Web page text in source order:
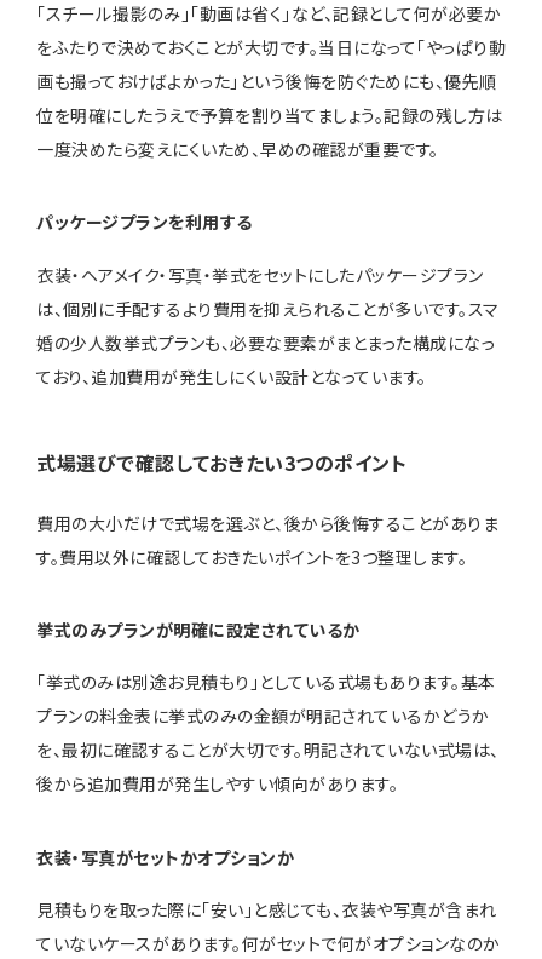
「スチール撮影のみ」「動画は省く」など、記録として何が必要か
をふたりで決めておくことが大切です。当日になって「やっぱり動
画も撮っておけばよかった」という後悔を防ぐためにも、優先順
位を明確にしたうえで予算を割り当てましょう。記録の残し方は
一度決めたら変えにくいため、早めの確認が重要です。
パッケージプランを利用する
衣装・ヘアメイク・写真・挙式をセットにしたパッケージプラン
は、個別に手配するより費用を抑えられることが多いです。スマ
婚の少人数挙式プランも、必要な要素がまとまった構成になっ
ており、追加費用が発生しにくい設計となっています。
式場選びで確認しておきたい3つのポイント
費用の大小だけで式場を選ぶと、後から後悔することがありま
す。費用以外に確認しておきたいポイントを3つ整理します。
挙式のみプランが明確に設定されているか
「挙式のみは別途お見積もり」としている式場もあります。基本
プランの料金表に挙式のみの金額が明記されているかどうか
を、最初に確認することが大切です。明記されていない式場は、
後から追加費用が発生しやすい傾向があります。
衣装・写真がセットかオプションか
見積もりを取った際に「安い」と感じても、衣装や写真が含まれ
ていないケースがあります。何がセットで何がオプションなのか